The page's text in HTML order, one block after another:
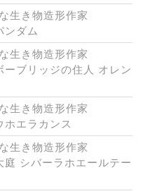
生き物造形作家
ンダム
生き物造形作家
ブリッジの住人 オレン
生き物造形作家
エラカンス
生き物造形作家
シバーラホエールテー